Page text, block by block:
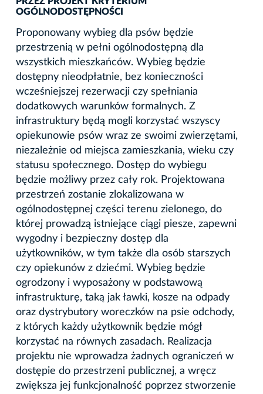
OGÓLNODOSTĘPNOŚCI
Proponowany wybieg dla psów będzie
przestrzenią w pełni ogólnodostępną dla
wszystkich mieszkańców. Wybieg będzie
dostępny nieodpłatnie, bez konieczności
wcześniejszej rezerwacji czy spełniania
dodatkowych warunków formalnych. Z
infrastruktury będą mogli korzystać wszyscy
opiekunowie psów wraz ze swoimi zwierzętami,
niezależnie od miejsca zamieszkania, wieku czy
statusu społecznego. Dostęp do wybiegu
będzie możliwy przez cały rok. Projektowana
przestrzeń zostanie zlokalizowana w
ogólnodostępnej części terenu zielonego, do
której prowadzą istniejące ciągi piesze, zapewni
wygodny i bezpieczny dostęp dla
użytkowników, w tym także dla osób starszych
czy opiekunów z dziećmi. Wybieg będzie
ogrodzony i wyposażony w podstawową
infrastrukturę, taką jak ławki, kosze na odpady
oraz dystrybutory woreczków na psie odchody,
z których każdy użytkownik będzie mógł
korzystać na równych zasadach. Realizacja
projektu nie wprowadza żadnych ograniczeń w
dostępie do przestrzeni publicznej, a wręcz
zwiększa jej funkcjonalność poprzez stworzenie